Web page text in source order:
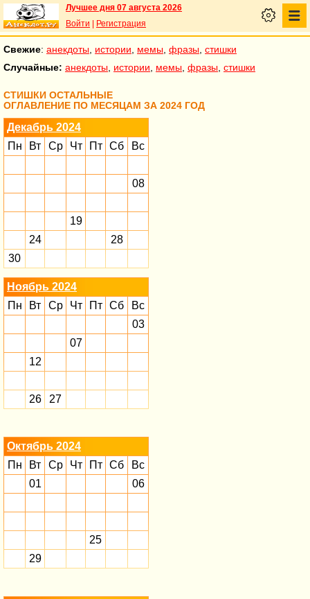
Лучшее дня 07 августа 2026
Войти
Регистрация
Свежие: анекдоты истории мемы фразы стишки
Случайные: анекдоты истории мемы фразы стишки
СТИШКИ ОСТАЛЬНЫЕ
ОГЛАВЛЕНИЕ ПО МЕСЯЦАМ ЗА 2024 ГОД
Декабрь 2024
Пн
Вт Ср Чт Пт Сб Вс
08
19
24
28
30
Ноябрь 2024
Пн
Вт Ср Чт Пт Сб
Вс
03
07
12
26 27
Октябрь 2024
Пн
Вт Ср Чт Пт Сб
Вс
01
06
25
29